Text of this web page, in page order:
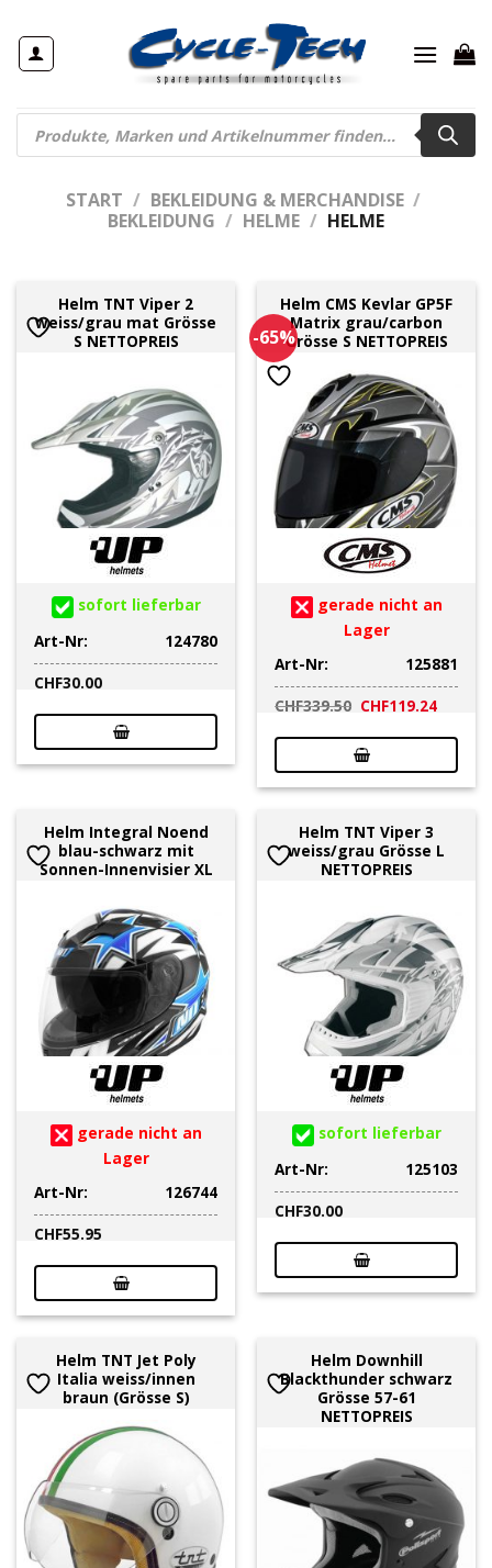
Inhalt
springen
Products
search
START / BEKLEIDUNG & MERCHANDISE /
BEKLEIDUNG / HELME / HELME
Helm TNT Viper 2
weiss/grau mat Grösse
S NETTOPREIS
sofort lieferbar
Art-Nr:
124780
CHF30.00
-65%
Helm CMS Kevlar GP5F
Matrix grau/carbon
Grösse S NETTOPREIS
gerade nicht an
Lager
Art-Nr:
125881
CHF339.50 Ursprünglicher
Preis
war:
CHF339.50
CHF119.24
Preis
ist:
Helm Integral Noend
blau-schwarz mit
Sonnen-Innenvisier XL
gerade nicht an
Lager
Art-Nr:
126744
CHF55.95
Helm TNT Viper 3
weiss/grau Grösse L
NETTOPREIS
sofort lieferbar
Art-Nr:
125103
CHF30.00
Helm TNT Jet Poly
Italia weiss/innen
braun (Grösse S)
Helm Downhill
Blackthunder schwarz
Grösse 57-61
NETTOPREIS